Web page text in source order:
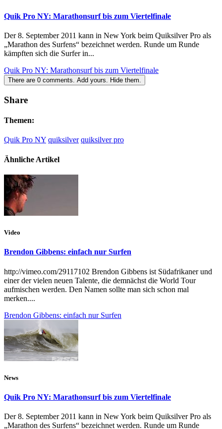
Quik Pro NY: Marathonsurf bis zum Viertelfinale
Der 8. September 2011 kann in New York beim Quiksilver Pro als
„Marathon des Surfens“ bezeichnet werden. Runde um Runde
kämpften sich die Surfer in...
Quik Pro NY: Marathonsurf bis zum Viertelfinale
There are 0 comments. Add yours. Hide them.
Share
Themen:
Quik Pro NY quiksilver quiksilver pro
Ähnliche Artikel
Video
Brendon Gibbens: einfach nur Surfen
http://vimeo.com/29117102 Brendon Gibbens ist Südafrikaner und
einer der vielen neuen Talente, die demnächst die World Tour
aufmischen werden. Den Namen sollte man sich schon mal
merken....
Brendon Gibbens: einfach nur Surfen
News
Quik Pro NY: Marathonsurf bis zum Viertelfinale
Der 8. September 2011 kann in New York beim Quiksilver Pro als
„Marathon des Surfens“ bezeichnet werden. Runde um Runde